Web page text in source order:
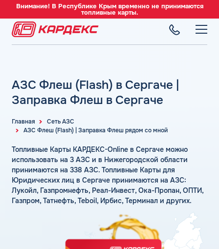
Внимание! В Республике Крым временно не принимаются
топливные карты.
Преимущества
Сравнение
Индивидуальный подход
Автомойки
Аdblue
Шиномонтаж
Вопросы и Ответы
СЕТЬ АЗС
Вся сеть АЗС
АЗС Газпромнефть
АЗС Тебойл
АЗС Газпром
АЗС Сургутнефтегаз
АЗС Нефтьмагистраль
Автомобильное топливо
Бензин
Дизельное топливо
Топливные бренды
Наши города
Цена бензина и ДТ
СЕРВИСЫ
Электронный Документооборот (ЭДО)
Аналитика и Рекомендации
Умный Личный Кабинет
Уведомления об окончании баланса
КОМПАНИЯ
О компании
Контакты+7 (499) 322-22-95
info@card-oil.ru
Личный кабинет
Главная
Сеть АЗС
АЗС Флеш (Flash) | Заправка Флеш рядом со мной
АЗС Флеш (Flash) в Сергаче |
Заправка Флеш в Сергаче
Топливные Карты КАРДЕКС-Online в Сергаче можно
использовать на 3 АЗС и в Нижегородской области
принимаются на 338 АЗС. Топливные Карты для
Юридических лиц в Сергаче принимаются на АЗС:
Лукойл, Газпромнефть, Реал-Инвест, Ока-Пропан, ОПТИ,
Газпром, Татнефть, Teboil, Ирбис, Терминал и других.